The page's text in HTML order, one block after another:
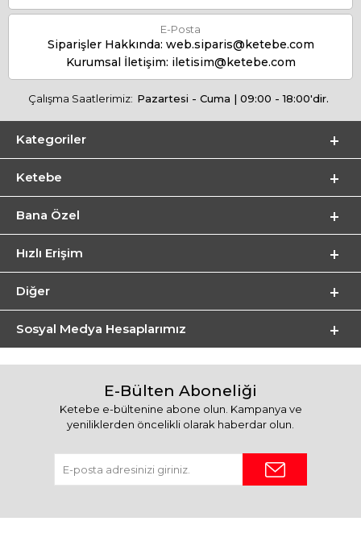
E-Posta
Siparişler Hakkında: web.siparis@ketebe.com
Kurumsal İletişim: iletisim@ketebe.com
Çalışma Saatlerimiz: Pazartesi - Cuma | 09:00 - 18:00'dir.
Kategoriler
Ketebe
Bana Özel
Hızlı Erişim
Diğer
Sosyal Medya Hesaplarımız
E-Bülten Aboneliği
Ketebe e-bültenine abone olun. Kampanya ve
yeniliklerden öncelikli olarak haberdar olun.